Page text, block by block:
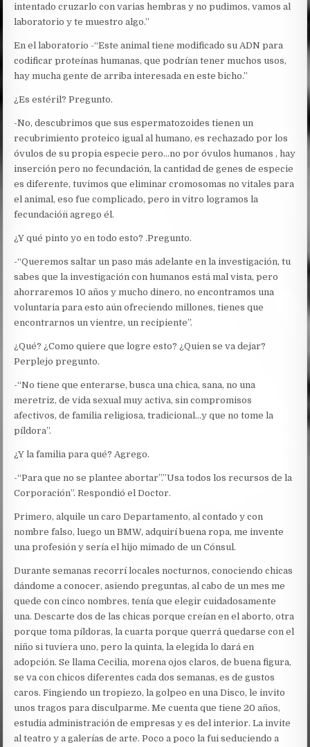
intentado cruzarlo con varias hembras y no pudimos, vamos al
laboratorio y te muestro algo.”
En el laboratorio -“Este animal tiene modificado su ADN para
codificar proteínas humanas, que podrían tener muchos usos,
hay mucha gente de arriba interesada en este bicho.”
¿Es estéril? Pregunto.
-¨No, descubrimos que sus espermatozoides tienen un
recubrimiento proteico igual al humano, es rechazado por los
óvulos de su propia especie pero…no por óvulos humanos , hay
inserción pero no fecundación, la cantidad de genes de especie
es diferente, tuvimos que eliminar cromosomas no vitales para
el animal, eso fue complicado, pero in vitro logramos la
fecundación¨ agrego él.
¿Y qué pinto yo en todo esto? .Pregunto.
-“Queremos saltar un paso más adelante en la investigación, tu
sabes que la investigación con humanos está mal vista, pero
ahorraremos 10 años y mucho dinero, no encontramos una
voluntaria para esto aún ofreciendo millones, tienes que
encontrarnos un vientre, un recipiente”.
¿Qué? ¿Como quiere que logre esto? ¿Quien se va dejar?
Perplejo pregunto.
-“No tiene que enterarse, busca una chica, sana, no una
meretriz, de vida sexual muy activa, sin compromisos
afectivos, de familia religiosa, tradicional…y que no tome la
píldora”.
¿Y la familia para qué? Agrego.
-“Para que no se plantee abortar”.”Usa todos los recursos de la
Corporación”. Respondió el Doctor.
Primero, alquile un caro Departamento, al contado y con
nombre falso, luego un BMW, adquirí buena ropa, me invente
una profesión y sería el hijo mimado de un Cónsul.
Durante semanas recorrí locales nocturnos, conociendo chicas
dándome a conocer, asiendo preguntas, al cabo de un mes me
quede con cinco nombres, tenía que elegir cuidadosamente
una. Descarte dos de las chicas porque creían en el aborto, otra
porque toma píldoras, la cuarta porque querrá quedarse con el
niño si tuviera uno, pero la quinta, la elegida lo dará en
adopción. Se llama Cecilia, morena ojos claros, de buena figura,
se va con chicos diferentes cada dos semanas, es de gustos
caros. Fingiendo un tropiezo, la golpeo en una Disco, le invito
unos tragos para disculparme. Me cuenta que tiene 20 años,
estudia administración de empresas y es del interior. La invite
al teatro y a galerías de arte. Poco a poco la fui seduciendo a